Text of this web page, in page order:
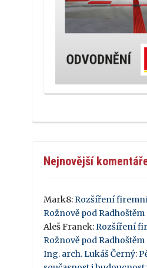
Nejnovější
Mark8: Rozšíření
Rožnově pod Radhoštěm
Aleš Franek: Rozšíření
Rožnově pod Radhoštěm
Ing. arch. Lukáš Černý: